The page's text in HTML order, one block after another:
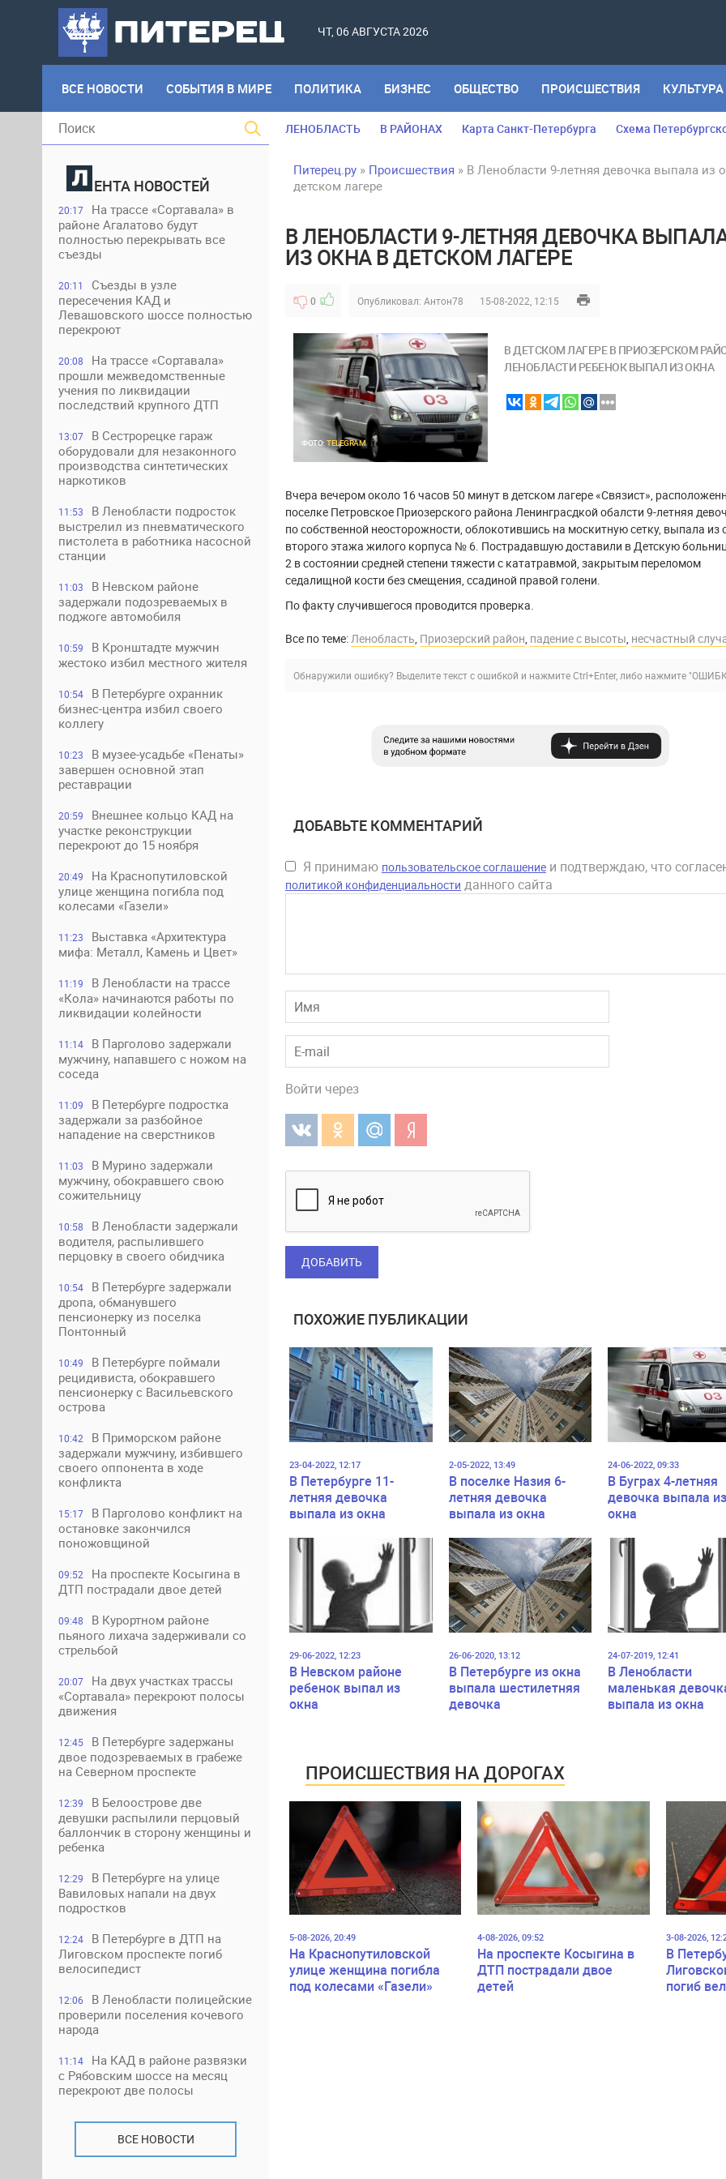
ЧТ, 06 АВГУСТА 2026
ВСЕ НОВОСТИ СОБЫТИЯ В МИРЕ ПОЛИТИКА БИЗНЕС ОБЩЕСТВО ПРОИСШЕСТВИЯ КУЛЬТУРА
ЕНТА НОВОСТЕЙ
20:17
На трассе «Сортавала» в
районе Агалатово будут
полностью перекрывать все
съезды
20:11
Съезды в узле
пересечения КАД и
Левашовского шоссе полностью
перекроют
20:08
На трассе «Сортавала»
прошли межведомственные
учения по ликвидации
последствий крупного ДТП
13:07
В Сестрорецке гараж
оборудовали для незаконного
производства синтетических
наркотиков
11:53
В Ленобласти подросток
выстрелил из пневматического
пистолета в работника насосной
станции
11:03
В Невском районе
задержали подозреваемых в
поджоге автомобиля
10:59
В Кронштадте мужчин
жестоко избил местного жителя
10:54
В Петербурге охранник
бизнес-центра избил своего
коллегу
10:23
В музее-усадьбе «Пенаты»
завершен основной этап
реставрации
20:59
Внешнее кольцо КАД на
участке реконструкции
перекроют до 15 ноября
20:49
На Краснопутиловской
улице женщина погибла под
колесами «Газели»
11:23
Выставка «Архитектура
мифа: Металл, Камень и Цвет»
11:19
В Ленобласти на трассе
«Кола» начинаются работы по
ликвидации колейности
11:14
В Парголово задержали
мужчину, напавшего с ножом на
соседа
11:09
В Петербурге подростка
задержали за разбойное
нападение на сверстников
11:03
В Мурино задержали
мужчину, обокравшего свою
сожительницу
10:58
В Ленобласти задержали
водителя, распылившего
перцовку в своего обидчика
10:54
В Петербурге задержали
дропа, обманувшего
пенсионерку из поселка
Понтонный
10:49
В Петербурге поймали
рецидивиста, обокравшего
пенсионерку с Васильевского
острова
10:42
В Приморском районе
задержали мужчину, избившего
своего оппонента в ходе
конфликта
15:17
В Парголово конфликт на
остановке закончился
поножовщиной
09:52
На проспекте Косыгина в
ДТП пострадали двое детей
09:48
В Курортном районе
пьяного лихача задерживали со
стрельбой
20:07
На двух участках трассы
«Сортавала» перекроют полосы
движения
12:45
В Петербурге задержаны
двое подозреваемых в грабеже
на Северном проспекте
12:39
В Белоострове две
девушки распылили перцовый
баллончик в сторону женщины и
ребенка
12:29
В Петербурге на улице
Вавиловых напали на двух
подростков
12:24
В Петербурге в ДТП на
Лиговском проспекте погиб
велосипедист
12:06
В Ленобласти полицейские
проверили поселения кочевого
народа
11:14
На КАД в районе развязки
с Рябовским шоссе на месяц
перекроют две полосы
ВСЕ НОВОСТИ
ЛЕНОБЛАСТЬ В РАЙОНАХ Карта Санкт-Петербурга Схема
Питерец.ру » Происшествия » В Ленобласти 9-летняя девочка выпала из
детском лагере
В ЛЕНОБЛАСТИ 9-ЛЕТНЯЯ ДЕВОЧКА
ИЗ ОКНА В ДЕТСКОМ ЛАГЕРЕ
0 Опубликовал: Антон78 15-08-2022, 12:15
ФОТО: TELEGRAM
В ДЕТСКОМ ЛАГЕРЕ В ПРИОЗЕРСКОМ
ЛЕНОБЛАСТИ РЕБЕНОК ВЫПАЛ ИЗ ОКНА
Вчера вечером около 16 часов 50 минут в детском лагере «Связист»,
поселке Петровское Приозерского района Ленинграсдкой обалсти 9-летняя
по собственной неосторожности, облокотившись на москитную сетку, выпала из
второго этажа жилого корпуса № 6. Пострадавшую доставили в Детскую
2 в состоянии средней степени тяжести с кататравмой, закрытым переломом
седалищной кости без смещения, ссадиной правой голени.
По факту случившегося проводится проверка.
Все по теме:Ленобласть, Приозерский район, падение с высоты, несчастный
Обнаружили ошибку? Выделите текст с ошибкой и нажмите Ctrl+Enter, либо нажмите
ДОБАВЬТЕ КОММЕНТАРИЙ
Я принимаю пользовательское соглашение и подтверждаю, что
политикой конфиденциальности данного сайта
Войти через
ДОБАВИТЬ
ПОХОЖИЕ ПУБЛИКАЦИИ
23-04-2022, 12:17
В Петербурге 11-
летняя девочка
выпала из окна
2-05-2022, 13:49
В поселке Назия 6-
летняя девочка
выпала из окна
24-06-2022, 09:33
В Буграх 4-летняя
девочка выпала
окна
29-06-2022, 12:23
В Невском районе
ребенок выпал из
окна
26-06-2020, 13:12
В Петербурге из окна
выпала шестилетняя
девочка
24-07-2019, 12:41
В Ленобласти
маленькая
выпала из окна
ПРОИСШЕСТВИЯ НА ДОРОГАХ
5-08-2026, 20:49
На Краснопутиловской
улице женщина погибла
под колесами «Газели»
4-08-2026, 09:52
На проспекте Косыгина в
ДТП пострадали двое
детей
3-08-2026,
В
погиб